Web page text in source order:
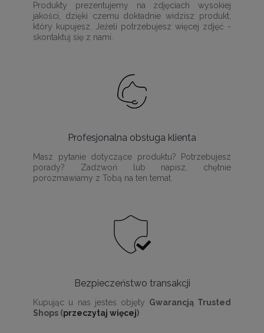
Produkty prezentujemy na zdjęciach wysokiej
jakości, dzięki czemu dokładnie widzisz produkt,
który kupujesz. Jeżeli potrzebujesz więcej zdjęć -
skontaktuj się z nami.
Profesjonalna obsługa klienta
Masz pytanie dotyczące produktu? Potrzebujesz
porady? Zadzwoń lub napisz, chętnie
porozmawiamy z Tobą na ten temat.
Bezpieczeństwo transakcji
Kupując u nas jesteś objęty Gwarancją Trusted
Shops (przeczytaj więcej)